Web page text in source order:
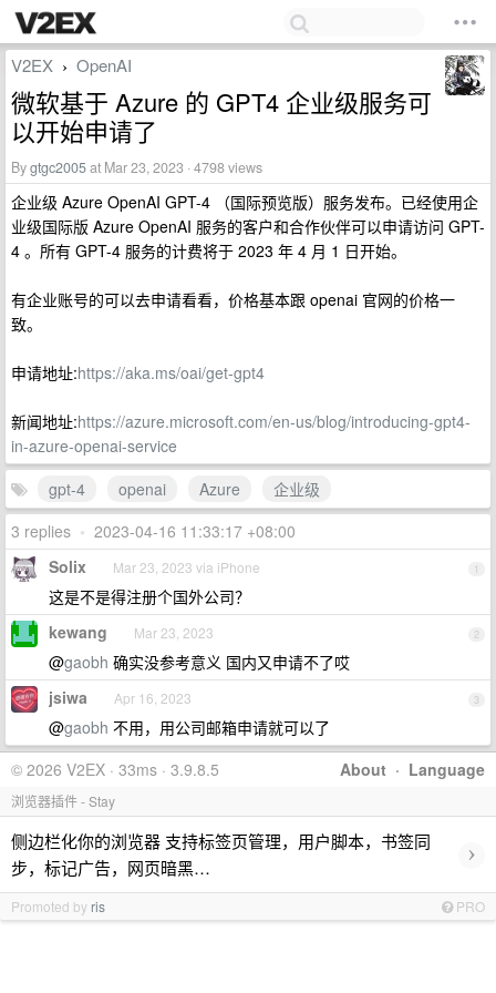
V2EX › OpenAI
微软基于 Azure 的 GPT4 企业级服务可
以开始申请了
Bygtgc2005at Mar 23, 2023 · 4798 views
企业级 Azure OpenAI GPT-4 （国际预览版）服务发布。已经使用企
业级国际版 Azure OpenAI 服务的客户和合作伙伴可以申请访问 GPT-
4 。所有 GPT-4 服务的计费将于 2023 年 4 月 1 日开始。
有企业账号的可以去申请看看，价格基本跟 openai 官网的价格一
致。
申请地址:https://aka.ms/oai/get-gpt4
新闻地址:https://azure.microsoft.com/en-us/blog/introducing-gpt4-
in-azure-openai-service
gpt-4
openai Azure
企业级
3 replies • 2023-04-16 11:33:17 +08:00
1
Solix Mar 23, 2023 via iPhone
这是不是得注册个国外公司？
2
kewang Mar 23, 2023
@gaobh 确实没参考意义 国内又申请不了哎
3
jsiwa Apr 16, 2023
@gaobh 不用，用公司邮箱申请就可以了
About · Language
© 2026 V2EX · 33ms · 3.9.8.5
浏览器插件 - Stay
侧边栏化你的浏览器 支持标签页管理，用户脚本，书签同
步，标记广告，网页暗黑…
›
Promoted by ris PRO